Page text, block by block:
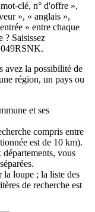
clé, n° d'offre »,
», « anglais »,
» entre chaque
? Saisissez
049RSNK.
avez la possibilité de
région, un pays ou
et ses
compris entre
est de 10 km).
vous
la loupe ; la liste des
de recherche est